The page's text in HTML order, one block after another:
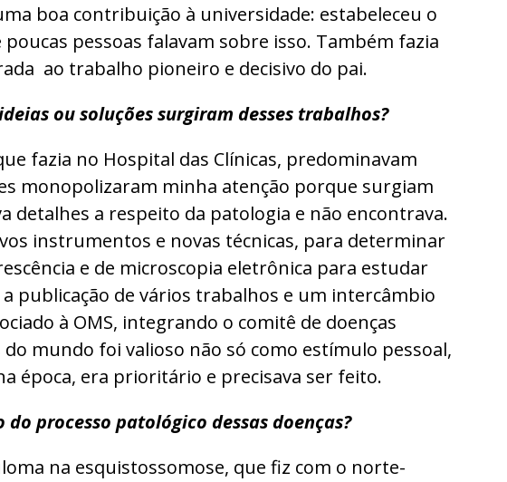
boa contribuição à universidade: estabeleceu o
pessoas falavam sobre isso. Também fazia
ao trabalho pioneiro e decisivo do pai.
ou soluções surgiram desses trabalhos?
fazia no Hospital das Clínicas, predominavam
monopolizaram minha atenção porque surgiam
detalhes a respeito da patologia e não encontrava.
instrumentos e novas técnicas, para determinar
e de microscopia eletrônica para estudar
publicação de vários trabalhos e um intercâmbio
à OMS, integrando o comitê de doenças
mundo foi valioso não só como estímulo pessoal,
época, era prioritário e precisava ser feito.
processo patológico dessas doenças?
na esquistossomose, que fiz com o norte-